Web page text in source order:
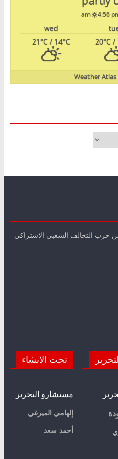
4:56
wed
20°C /
21°C / 14°C
Weather Atlas
حزب التحالف الشعبي الاشتراكي
تحت الانشاء
مستشارو التحرير
إلهامي الميرغي
أحمد سعد